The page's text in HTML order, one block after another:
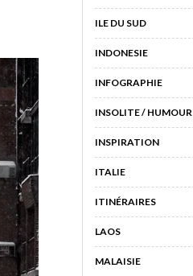
ILE DU SUD
INDONESIE
INFOGRAPHIE
INSOLITE / HUMOUR
INSPIRATION
ITALIE
ITINÉRAIRES
LAOS
MALAISIE